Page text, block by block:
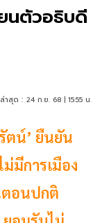
ยนตัวอธิบดี
าสุด : 24 ก.ย. 68 | 15:55 น.
ตน์’ ยืนยัน
ม่มีการเมือง
ตอนปกติ